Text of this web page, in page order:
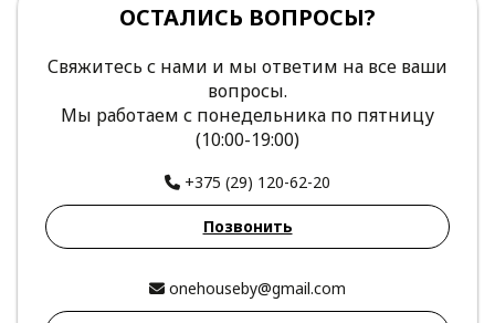
ОСТАЛИСЬ ВОПРОСЫ?
Свяжитесь с нами и мы ответим на все ваши
вопросы.
Мы работаем с понедельника по пятницу
(10:00-19:00)
+375 (29) 120-62-20
Позвонить
onehouseby@gmail.com